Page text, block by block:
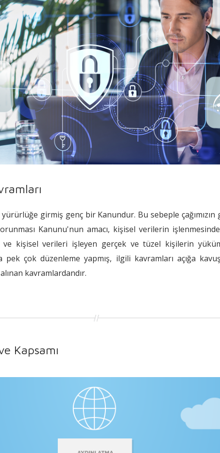
yürürlüğe girmiş genç bir Kanundur. Bu sebeple
Kanunu'nun amacı, kişisel verilerin
kişisel verileri işleyen gerçek ve tüzel kişilerin
çok düzenleme yapmış, ilgili kavramları açığa
kavramlardandır.
Kapsamı